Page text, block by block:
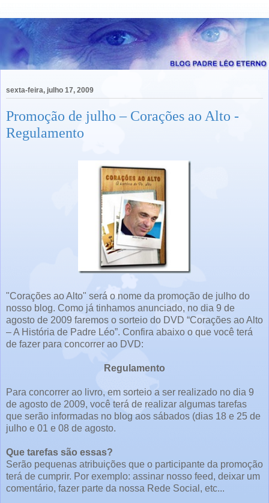
sexta-feira, julho 17, 2009
Promoção de julho – Corações ao Alto -
Regulamento
"Corações ao Alto" será o nome da promoção de julho do
nosso blog. Como já tinhamos anunciado, no dia 9 de
agosto de 2009 faremos o sorteio do DVD “Corações ao Alto
– A História de Padre Léo”. Confira abaixo o que você terá
de fazer para concorrer ao DVD:
Regulamento
Para concorrer ao livro, em sorteio a ser realizado no dia 9
de agosto de 2009, você terá de realizar algumas tarefas
que serão informadas no blog aos sábados (dias 18 e 25 de
julho e 01 e 08 de agosto.
Que tarefas são essas?
Serão pequenas atribuições que o participante da promoção
terá de cumprir. Por exemplo: assinar nosso feed, deixar um
comentário, fazer parte da nossa Rede Social, etc...